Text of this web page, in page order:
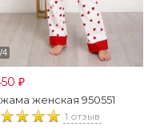
₽
женская 950551
1 отзыв